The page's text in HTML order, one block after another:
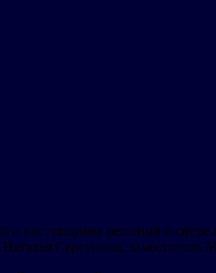
решений в сфере
Сергунина, заместитель